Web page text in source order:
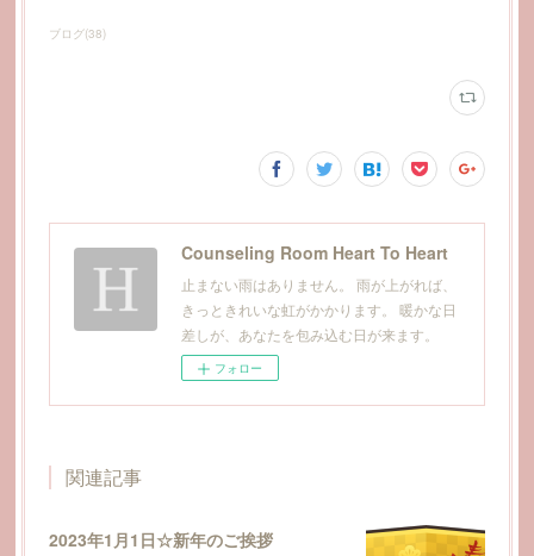
ブログ(38)
Counseling Room Heart To Heart
止まない雨はありません。 雨が上がれば、
きっときれいな虹がかかります。 暖かな日
差しが、あなたを包み込む日が来ます。
フォロー
関連記事
2023年1月1日☆新年のご挨拶